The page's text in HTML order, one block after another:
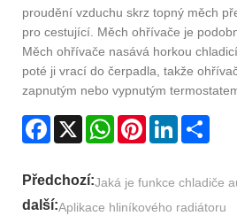
proudění vzduchu skrz topný měch
pro cestující. Měch ohřívače je
Měch ohřívače nasává horkou
poté ji vrací do čerpadla, takže
zapnutým nebo vypnutým
Facebook
X WhatsAppPinterestLinkedIn
Předchozí:Jaká je funkce chladiče
další:Aplikace hliníkového radiátoru